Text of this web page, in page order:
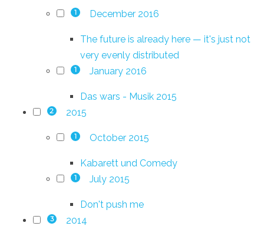
1 December 2016
The future is already here — it's just not
very evenly distributed
1 January 2016
Das wars - Musik 2015
2 2015
1 October 2015
Kabarett und Comedy
1 July 2015
Don't push me
3 2014